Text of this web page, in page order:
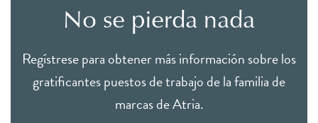
No se pierda nada
Regístrese para obtener más información sobre los
gratificantes puestos de trabajo de la familia de
marcas de Atria.